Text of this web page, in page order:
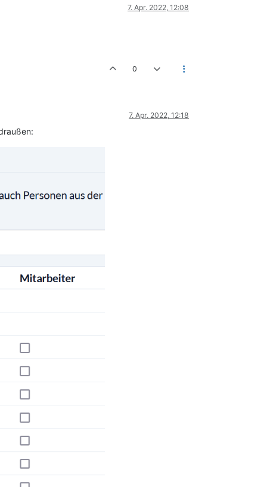
7. Apr. 2022, 12:08
0
7. Apr. 2022, 12:18